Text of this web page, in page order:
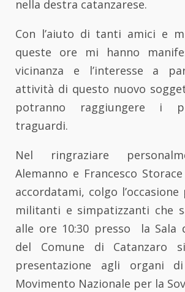
nella destra catanzarese.
Con l’aiuto di tanti amici e
queste ore mi hanno
vicinanza e l’interesse a
attività di questo nuovo
potranno raggiungere i
traguardi.
Nel ringraziare
Alemanno e Francesco
accordatami, colgo
militanti e simpatizzanti che
alle ore 10:30 presso la Sala
del Comune di Catanzaro
presentazione agli organi
Movimento Nazionale per la